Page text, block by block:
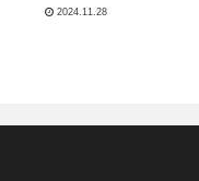
2024.11.28